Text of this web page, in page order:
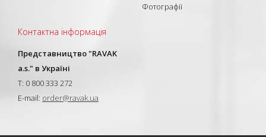
Фотографії
Контактна інформація
Представництво "RAVAK
a.s." в Україні
T: 0 800 333 272
E-mail: order@ravak.ua